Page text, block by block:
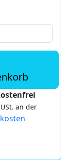
an der